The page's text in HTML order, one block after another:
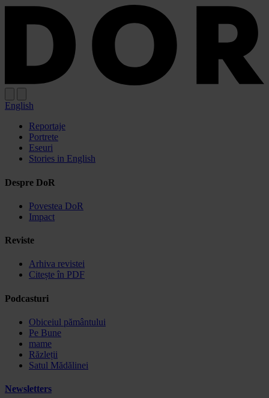
Sari
Sari
English
Reportaje
Portrete
Eseuri
Stories in English
Despre DoR
Povestea DoR
Impact
Reviste
Arhiva revistei
Citește în PDF
Podcasturi
Obiceiul pământului
Pe Bune
mame
Răzleții
Satul Mădălinei
Newsletters